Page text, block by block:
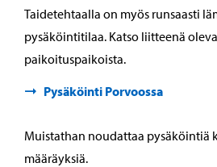
Taidetehtaalla on myös runsaasti
pysäköintitilaa. Katso liitteenä
paikoituspaikoista.
Pysäköinti Porvoossa
Muistathan noudattaa pysäköintiä
määräyksiä.